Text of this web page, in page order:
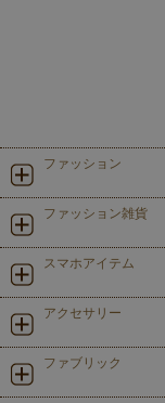
ファッション
ファッション雑貨
スマホアイテム
アクセサリー
ファブリック